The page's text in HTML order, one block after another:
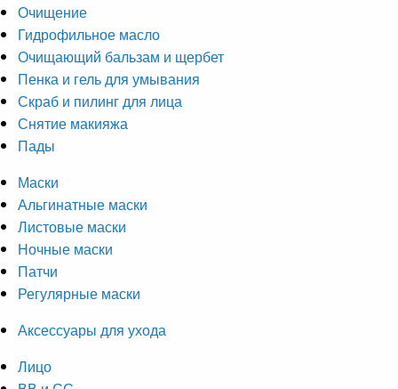
Очищение
Гидрофильное масло
Очищающий бальзам и щербет
Пенка и гель для умывания
Скраб и пилинг для лица
Снятие макияжа
Пады
Маски
Альгинатные маски
Листовые маски
Ночные маски
Патчи
Регулярные маски
Аксессуары для ухода
Лицо